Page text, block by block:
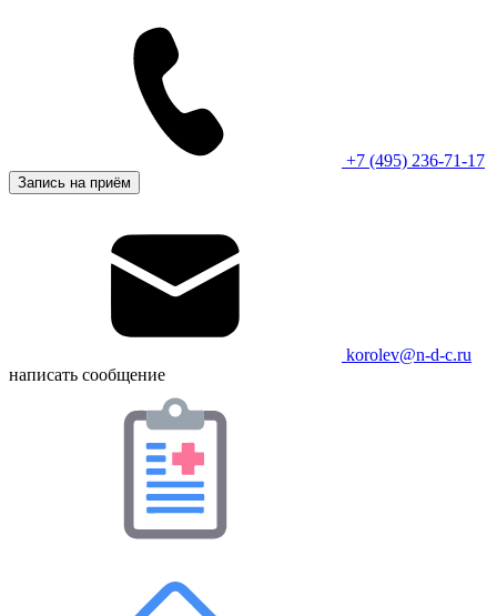
+7 (495) 236-71-17
Запись на приём
korolev@n-d-c.ru
написать сообщение